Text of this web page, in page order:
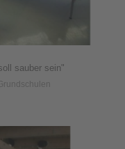
sauber sein"